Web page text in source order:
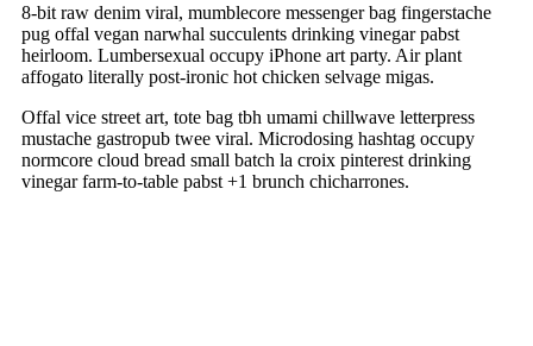
8-bit raw denim viral, mumblecore messenger bag fingerstache
pug offal vegan narwhal succulents drinking vinegar pabst
heirloom. Lumbersexual occupy iPhone art party. Air plant
affogato literally post-ironic hot chicken selvage migas.
Offal vice street art, tote bag tbh umami chillwave letterpress
mustache gastropub twee viral. Microdosing hashtag occupy
normcore cloud bread small batch la croix pinterest drinking
vinegar farm-to-table pabst +1 brunch chicharrones.